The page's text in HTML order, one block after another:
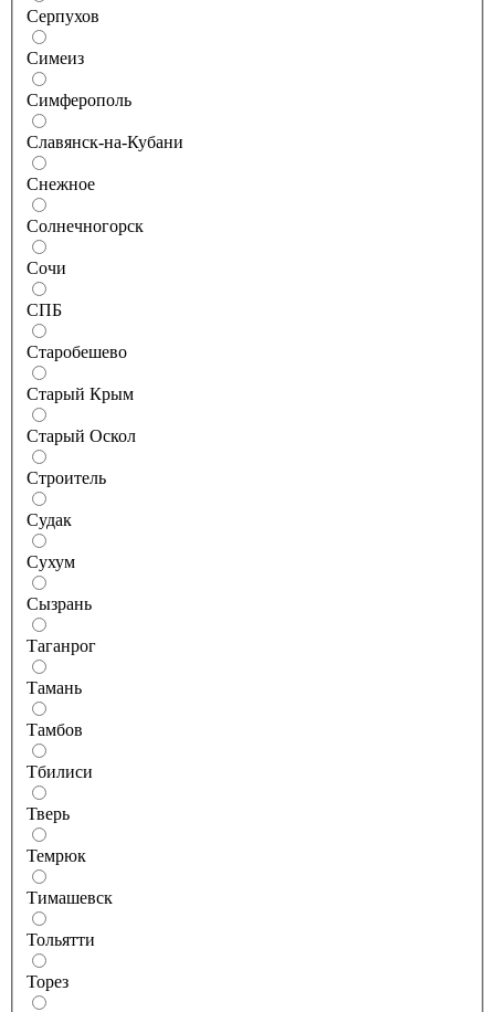
Серпухов
Симеиз
Симферополь
Славянск-на-Кубани
Снежное
Солнечногорск
Сочи
СПБ
Старобешево
Старый Крым
Старый Оскол
Строитель
Судак
Сухум
Сызрань
Таганрог
Тамань
Тамбов
Тбилиси
Тверь
Темрюк
Тимашевск
Тольятти
Торез